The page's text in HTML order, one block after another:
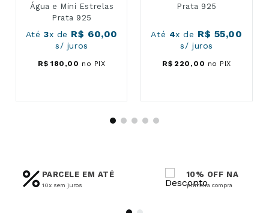
Água e Mini Estrelas
Prata 925
Até3x deR$ 60,00
s/ juros
R$ 180 ,00 no PIX
Prata 925
Até 4x de R$ 55,00
s/ juros
R$ 220 , 00 no PIX
PARCELE EM ATÉ
10x sem juros
10% OFF NA
primeira compra